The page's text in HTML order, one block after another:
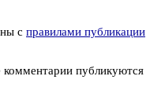
с правилами публикации
публикуются